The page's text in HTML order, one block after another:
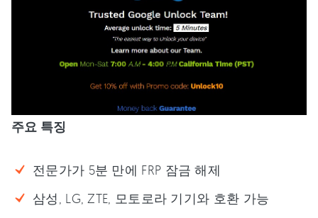
주요 특징
전문가가 5분 만에 FRP 잠금 해제
삼성, LG, ZTE, 모토로라 기기와 호환 가능